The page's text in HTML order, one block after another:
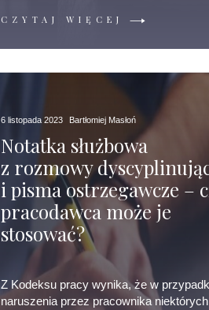
CZYTAJ WIĘCEJ
6 listopada 2023 Bartłomiej Masłoń
Notatka służbowa
z rozmowy
i pisma ostrzegawcze –
pracodawca może je
stosować?
Z Kodeksu pracy wynika, że w
naruszenia przez pracownika